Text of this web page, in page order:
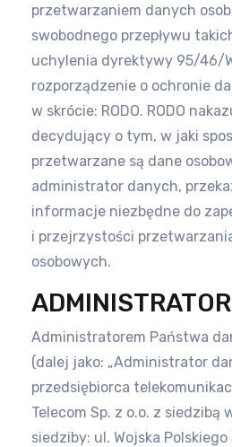
przetwarzaniem danych
swobodnego przepływu
uchylenia dyrektywy 95/46/
rozporządzenie o ochronie
w skrócie: RODO. RODO
decydujący o tym, w jaki
przetwarzane są dane
administrator danych,
informacje niezbędne do
i przejrzystości
osobowych.
Administratorem Państwa
(dalej jako: „Administrator
przedsiębiorca
Telecom Sp. z o.o. z siedzibą
siedziby: ul. Wojska